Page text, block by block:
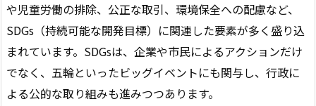
や児童労働の排除、公正な取引、環境保全への配慮など、
SDGs（持続可能な開発目標）に関連した要素が多く盛り込
まれています。SDGsは、企業や市民によるアクションだけ
でなく、五輪といったビッグイベントにも関与し、行政に
よる公的な取り組みも進みつつあります。